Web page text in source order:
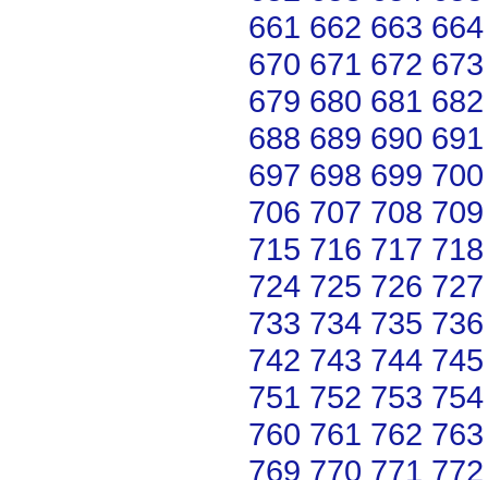
661 662 663 664
670 671 672 673
679 680 681 682
688 689 690 691
697 698 699 700
706 707 708 709
715 716 717 718
724 725 726 727
733 734 735 736
742 743 744 745
751 752 753 754
760 761 762 763
769 770 771 772